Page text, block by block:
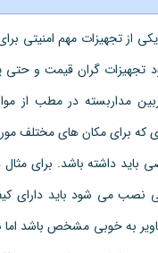
یکی از تجهیزات مهم امنیتی
تجهیزات گران قیمت و
مداربسته در مطب از
که برای مکان های مختلف
باید داشته باشد. برای مثال
نصب می شود باید دارای
به خوبی مشخص باشد اما